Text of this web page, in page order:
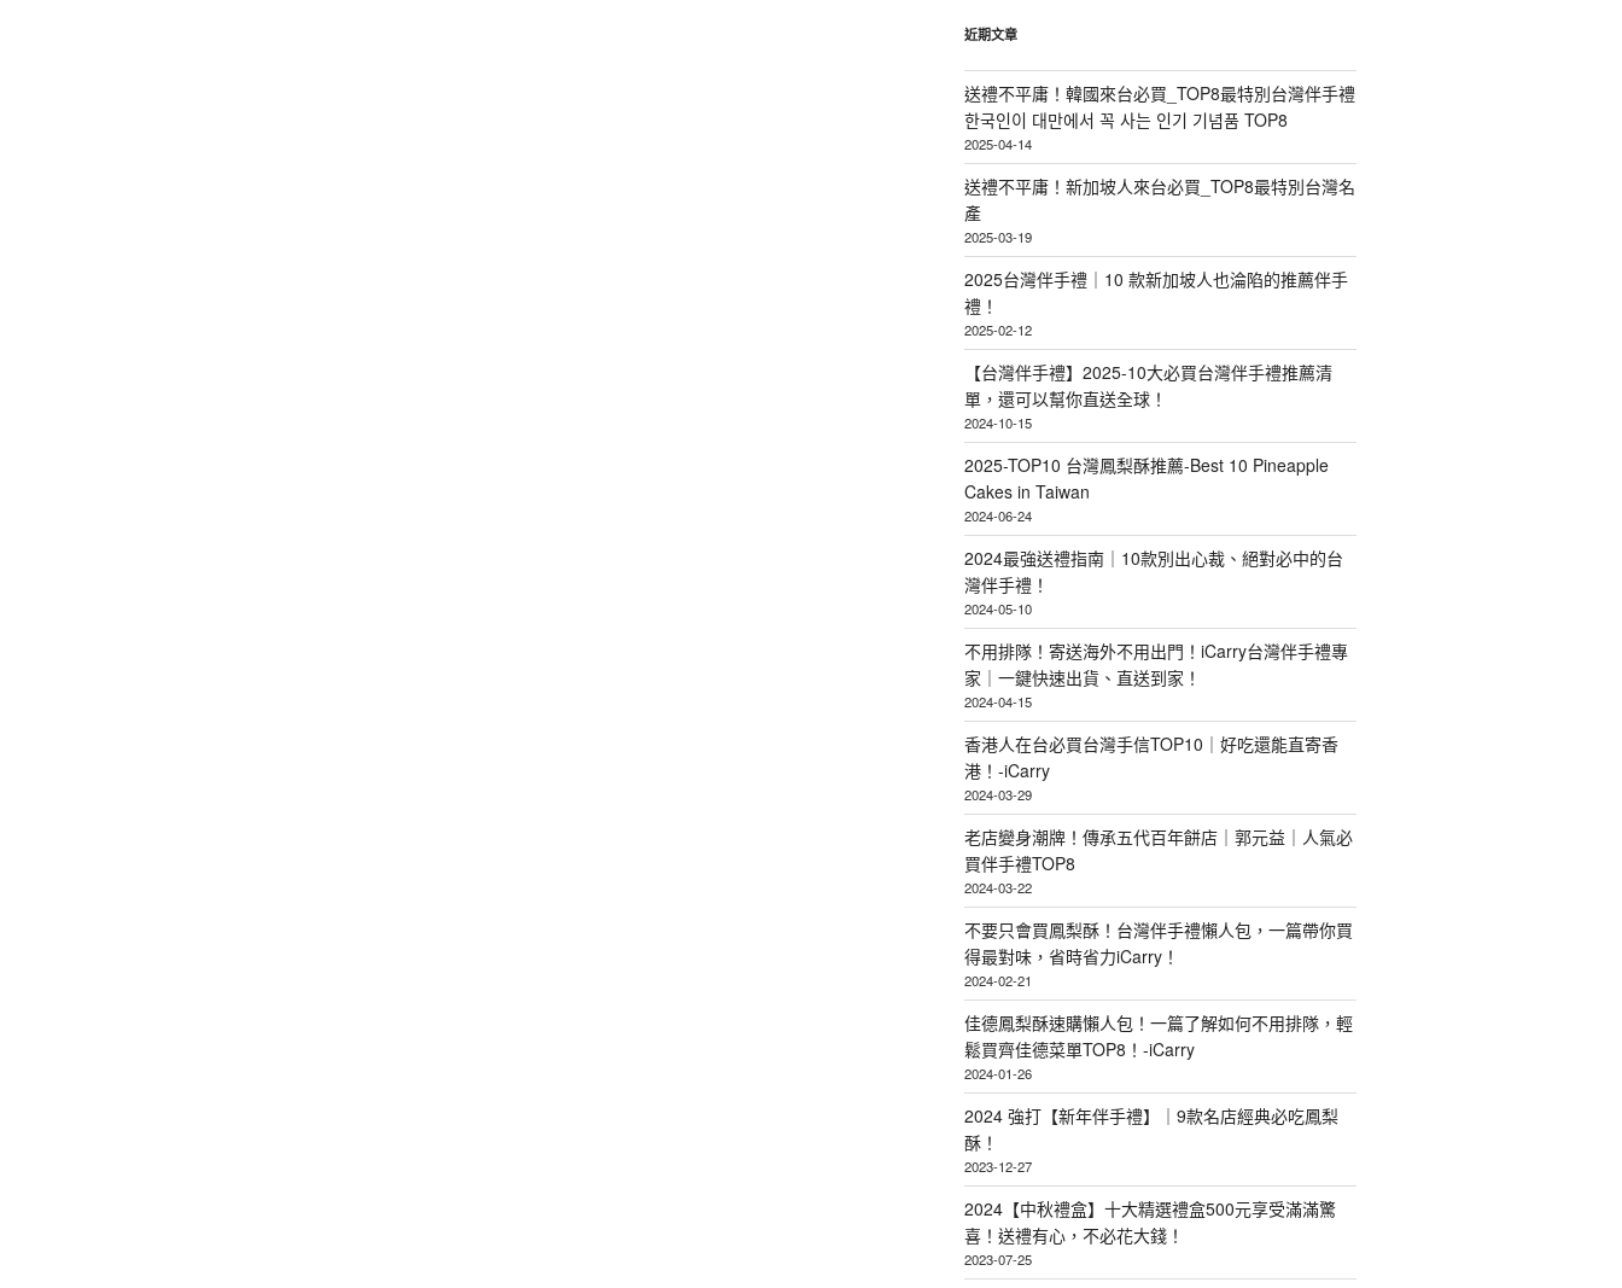
字:
近期文章
送禮不平庸！韓國來台必買_TOP8最特別台灣伴手禮
한국인이 대만에서 꼭 사는 인기 기념품 TOP8
2025-04-14
送禮不平庸！新加坡人來台必買_TOP8最特別台灣名
產
2025-03-19
2025台灣伴手禮｜10 款新加坡人也淪陷的推薦伴手
禮！
2025-02-12
【台灣伴手禮】2025-10大必買台灣伴手禮推薦清
單，還可以幫你直送全球！
2024-10-15
2025-TOP10 台灣鳳梨酥推薦-Best 10 Pineapple
Cakes in Taiwan
2024-06-24
2024最強送禮指南｜10款別出心裁、絕對必中的台
灣伴手禮！
2024-05-10
不用排隊！寄送海外不用出門！iCarry台灣伴手禮專
家｜一鍵快速出貨、直送到家！
2024-04-15
香港人在台必買台灣手信TOP10｜好吃還能直寄香
港！-iCarry
2024-03-29
老店變身潮牌！傳承五代百年餅店｜郭元益｜人氣必
買伴手禮TOP8
2024-03-22
不要只會買鳳梨酥！台灣伴手禮懶人包，一篇帶你買
得最對味，省時省力iCarry！
2024-02-21
佳德鳳梨酥速購懶人包！一篇了解如何不用排隊，輕
鬆買齊佳德菜單TOP8！-iCarry
2024-01-26
2024 強打【新年伴手禮】｜9款名店經典必吃鳳梨
酥！
2023-12-27
2024【中秋禮盒】十大精選禮盒500元享受滿滿驚
喜！送禮有心，不必花大錢！
2023-07-25